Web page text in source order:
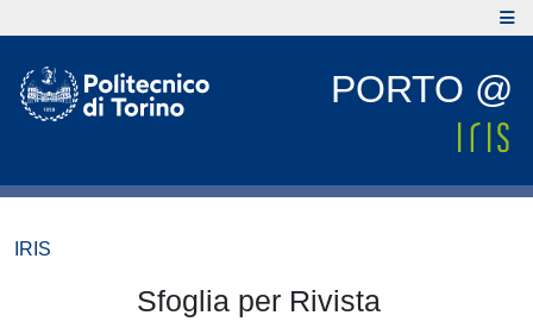
PORTO @
IRIS
Sfoglia per Rivista